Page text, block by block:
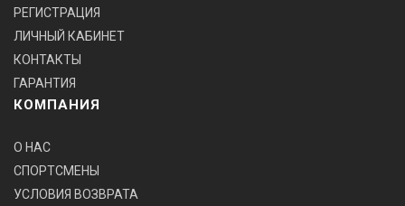
РЕГИСТРАЦИЯ
ЛИЧНЫЙ КАБИНЕТ
КОНТАКТЫ
ГАРАНТИЯ
КОМПАНИЯ
О НАС
СПОРТСМЕНЫ
УСЛОВИЯ ВОЗВРАТА